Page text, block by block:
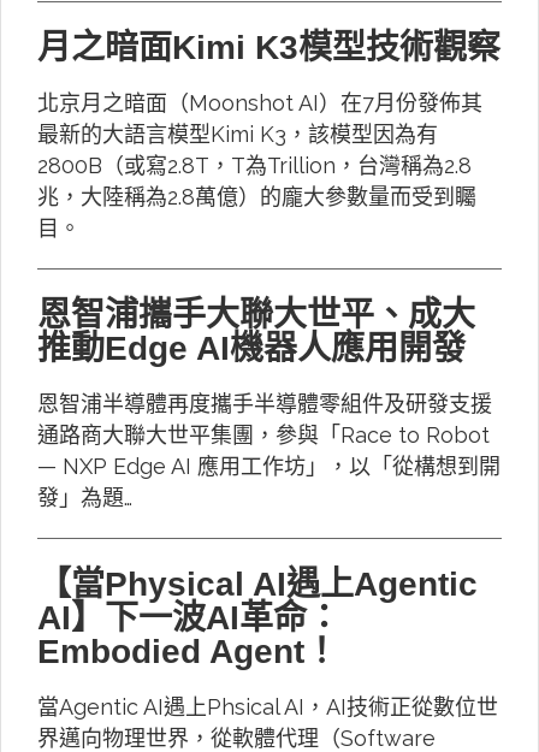
月之暗面Kimi K3模型技術觀察
北京月之暗面（Moonshot AI）在7月份發佈其
最新的大語言模型Kimi K3，該模型因為有
2800B（或寫2.8T，T為Trillion，台灣稱為2.8
兆，大陸稱為2.8萬億）的龐大參數量而受到矚
目。
恩智浦攜手大聯大世平、成大
推動Edge AI機器人應用開發
恩智浦半導體再度攜手半導體零組件及研發支援
通路商大聯大世平集團，參與「Race to Robot
— NXP Edge AI 應用工作坊」，以「從構想到開
發」為題…
【當Physical AI遇上Agentic
AI】下一波AI革命：
Embodied Agent！
當Agentic AI遇上Phsical AI，AI技術正從數位世
界邁向物理世界，從軟體代理（Software